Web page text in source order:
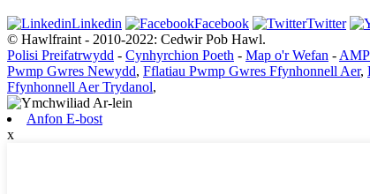
Linkedin Facebook Twitter
© Hawlfraint - 2010-2022: Cedwir Pob Hawl.
Polisi Preifatrwydd - Cynhyrchion Poeth - Map o'r Wefan -
Pwmp Gwres Newydd, Fflatiau Pwmp Gwres Ffynhonnell Aer,
Ffynhonnell Aer Trydanol,
Anfon E-bost
x